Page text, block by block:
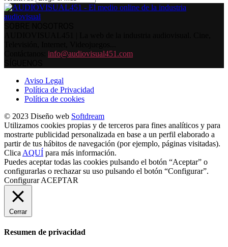
info@audiovisual451.com
Aviso Legal
Política de Privacidad
Política de cookies
© 2023 Diseño web Softdream
Utilizamos cookies propias y de terceros para fines analíticos y para
mostrarte publicidad personalizada en base a un perfil elaborado a
partir de tus hábitos de navegación (por ejemplo, páginas visitadas).
Clica AQUÍ para más información.
Puedes aceptar todas las cookies pulsando el botón “Aceptar” o
configurarlas o rechazar su uso pulsando el botón “Configurar”.
Configurar ACEPTAR
Cerrar
Resumen de privacidad